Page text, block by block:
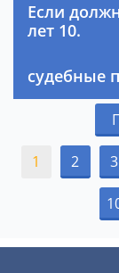
Если
лет 10.
судебные
1 2 3